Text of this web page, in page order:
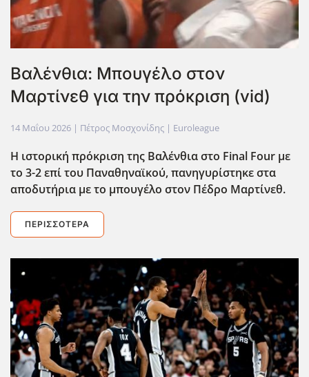
Βαλένθια: Μπουγέλο στον
Μαρτίνεθ για την πρόκριση (vid)
14 Μαΐου 2026 | Πέτρος Μοσχονίδης | Euroleague
Η ιστορική πρόκριση της Βαλένθια στο Final Four με
το 3-2 επί του Παναθηναϊκού, πανηγυρίστηκε στα
αποδυτήρια με το μπουγέλο στον Πέδρο Μαρτίνεθ.
ΠΕΡΙΣΣΌΤΕΡΑ